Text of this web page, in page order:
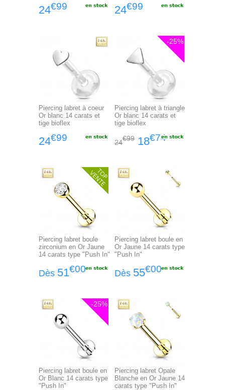
24€99 24€99
Piercing labret à coeur
Or blanc 14 carats et
tige bioflex
24€99
Piercing labret à triangle
Or blanc 14 carats et
tige bioflex
24
€99 18€74
-25%
Piercing labret boule
zirconium en Or Jaune
14 carats type "Push In"
Dès 51€00
Piercing labret boule en
Or Jaune 14 carats type
"Push In"
Dès 55€00
Piercing labret boule en
Or Blanc 14 carats type
"Push In"
-25%
Piercing labret Opale
Blanche en Or Jaune 14
carats type "Push In"